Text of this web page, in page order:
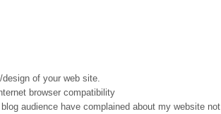
of your web site.
browser compatibility
audience have complained about my website not